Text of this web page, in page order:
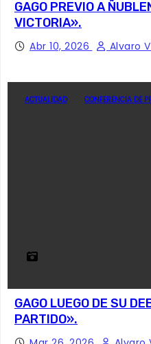
GAGO PREVIO A
VICTORIA».
Abr 10, 2026 Alvaro
ACTUALIDAD CONFERENCIA DE
GAGO LUEGO DE SU
PARTIDO».